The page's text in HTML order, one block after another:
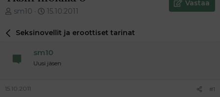
V
e
i
t
sm10
E
s
m
ä
15.10.2011
Vastaa
Seksinovellit ja eroottiset tarinat
sm10
Uusi jäsen
15.10.2011 #1